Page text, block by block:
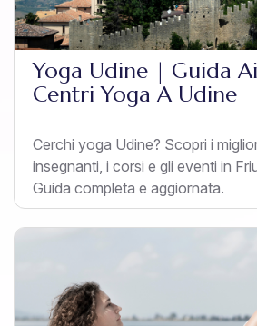
Yoga Udine | Guida
Centri Yoga A Udine
Cerchi yoga Udine? Scopri i
insegnanti, i corsi e gli eventi in
Guida completa e aggiornata.